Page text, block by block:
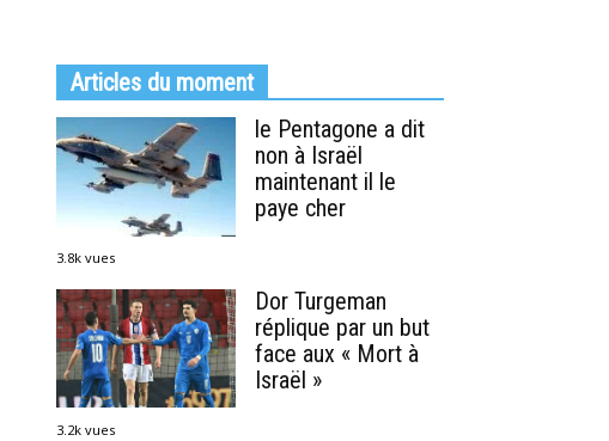
Articles du moment
le Pentagone a dit
non à Israël
maintenant il le
paye cher
3.8k vues
Dor Turgeman
réplique par un but
face aux « Mort à
Israël »
3.2k vues